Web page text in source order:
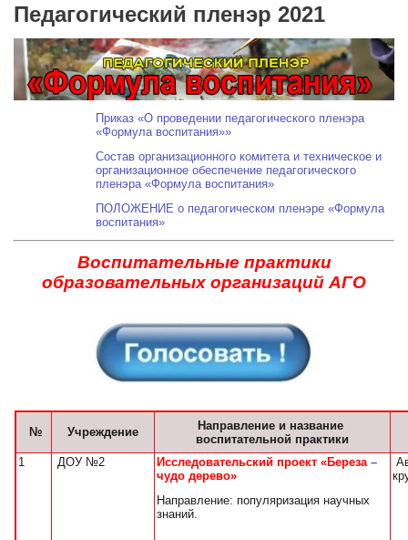
Педагогический пленэр 2021
Приказ «О проведении педагогического пленэра
«Формула воспитания»»
Состав организационного комитета и техническое и
организационное обеспечение педагогического
пленэра «Формула воспитания»
ПОЛОЖЕНИЕ о педагогическом пленэре «Формула
воспитания»
Воспитательные практики
образовательных организаций АГО
№ Учреждение
Направление и название
воспитательной практики
1
ДОУ №2 Исследовательский проект «Береза –
чудо дерево»
Направление: популяризация научных
знаний.